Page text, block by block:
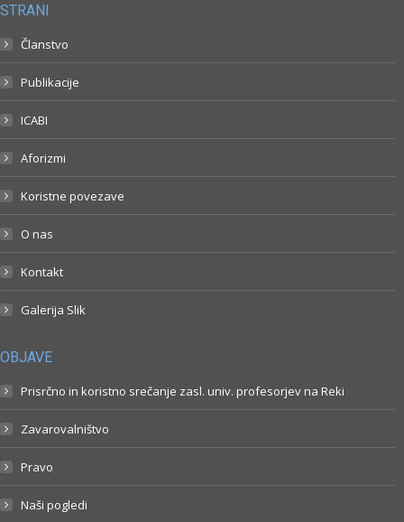
STRANI
Članstvo
Publikacije
ICABI
Aforizmi
Koristne povezave
O nas
Kontakt
Galerija Slik
OBJAVE
Prisrčno in koristno srečanje zasl. univ. profesorjev na Reki
Zavarovalništvo
Pravo
Naši pogledi